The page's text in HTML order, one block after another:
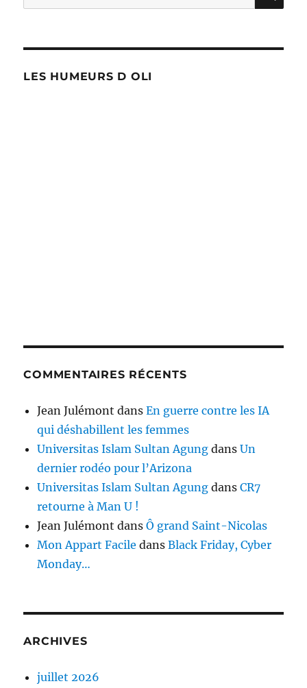
pour :
LES HUMEURS D OLI
COMMENTAIRES RÉCENTS
Jean Julémont dansEn guerre contre les IA
qui déshabillent les femmes
Universitas Islam Sultan Agung dansUn
dernier rodéo pour l’Arizona
Universitas Islam Sultan Agung dansCR7
retourne à Man U !
Jean Julémont dansÔ grand Saint-Nicolas
Mon Appart Facile dansBlack Friday, Cyber
Monday…
ARCHIVES
juillet 2026